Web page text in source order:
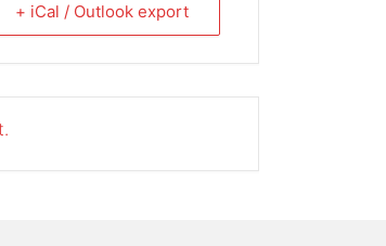
+ iCal / Outlook export